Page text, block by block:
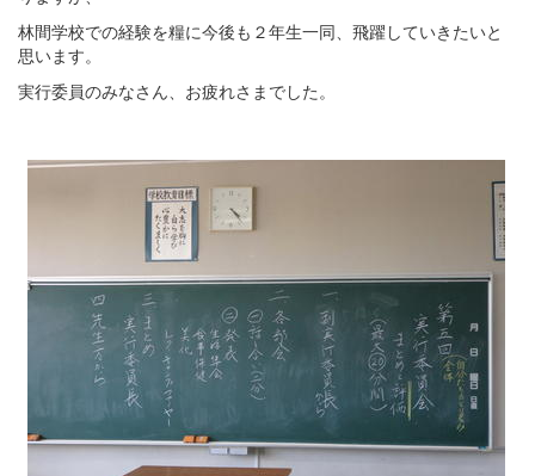
林間学校での経験を糧に今後も２年生一同、飛躍していきたいと
思います。
実行委員のみなさん、お疲れさまでした。